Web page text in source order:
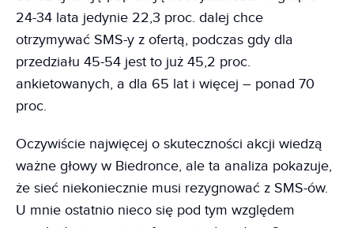
24-34 lata jedynie 22,3 proc. dalej chce
otrzymywać SMS-y z ofertą, podczas gdy dla
przedziału 45-54 jest to już 45,2 proc.
ankietowanych, a dla 65 lat i więcej – ponad 70
proc.
Oczywiście najwięcej o skuteczności akcji wiedzą
ważne głowy w Biedronce, ale ta analiza pokazuje,
że sieć niekoniecznie musi rezygnować z SMS-ów.
U mnie ostatnio nieco się pod tym względem